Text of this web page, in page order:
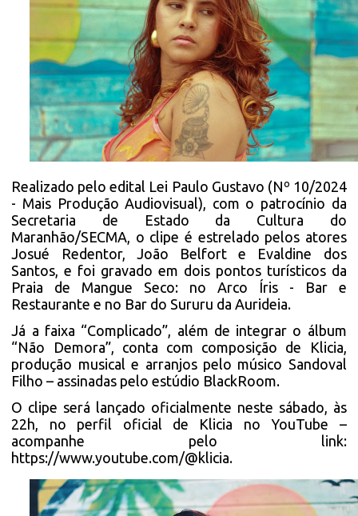
Realizado pelo edital Lei Paulo Gustavo (Nº 10/2024
- Mais Produção Audiovisual), com o patrocínio da
Secretaria de Estado da Cultura do
Maranhão/SECMA, o clipe é estrelado pelos atores
Josué Redentor, João Belfort e Evaldine dos
Santos, e foi gravado em dois pontos turísticos da
Praia de Mangue Seco: no Arco Íris - Bar e
Restaurante e no Bar do Sururu da Aurideia.
Já a faixa “Complicado”, além de integrar o álbum
“Não Demora”, conta com composição de Klicia,
produção musical e arranjos pelo músico Sandoval
Filho – assinadas pelo estúdio BlackRoom.
O clipe será lançado oficialmente neste sábado, às
22h, no perfil oficial de Klicia no YouTube –
acompanhe pelo link:
https://www.youtube.com/@klicia.